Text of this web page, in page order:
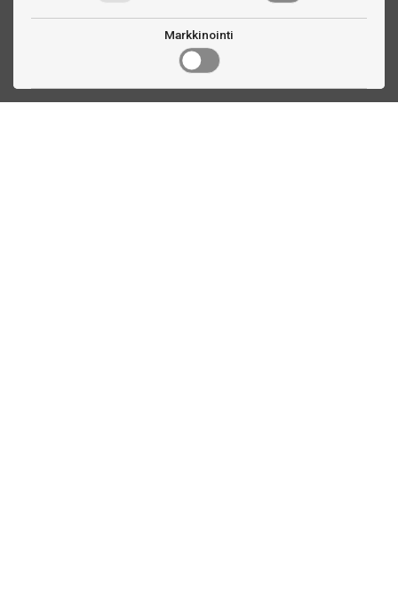
Markkinointi